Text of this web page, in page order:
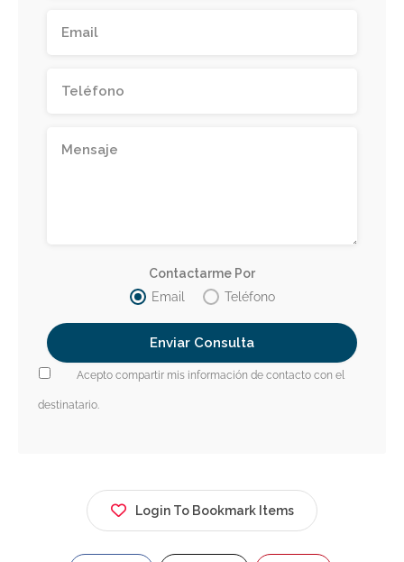
Contactarme Por
Email
Teléfono
Acepto compartir mis información de contacto con el
destinatario.
Login To Bookmark Items